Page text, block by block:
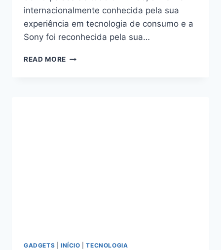
internacionalmente conhecida pela sua
experiência em tecnologia de consumo e a
Sony foi reconhecida pela sua…
READ MORE CONHECE
GADGETS INÍCIO |TECNOLOGIA